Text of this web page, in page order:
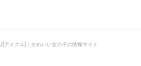
アイクル]｜かわいい女の子の情報サイト